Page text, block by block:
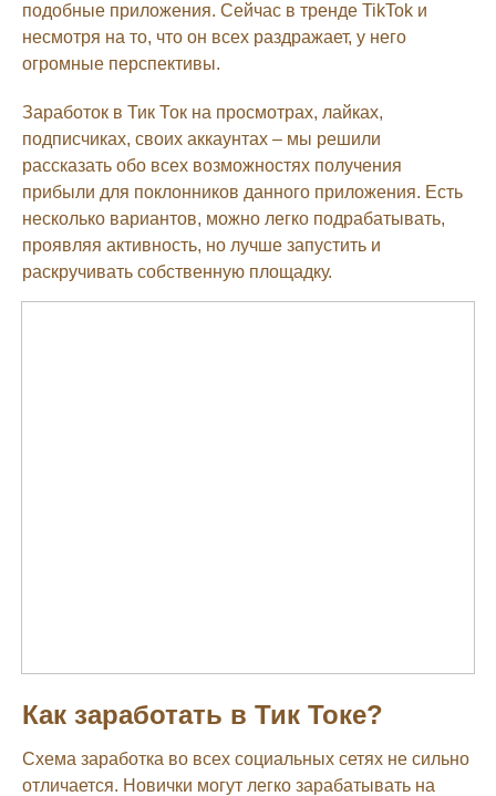
подобные приложения. Сейчас в тренде TikTok и
несмотря на то, что он всех раздражает, у него
огромные перспективы.
Заработок в Тик Ток на просмотрах, лайках,
подписчиках, своих аккаунтах – мы решили
рассказать обо всех возможностях получения
прибыли для поклонников данного приложения. Есть
несколько вариантов, можно легко подрабатывать,
проявляя активность, но лучше запустить и
раскручивать собственную площадку.
Как заработать в Тик Токе?
Схема заработка во всех социальных сетях не сильно
отличается. Новички могут легко зарабатывать на